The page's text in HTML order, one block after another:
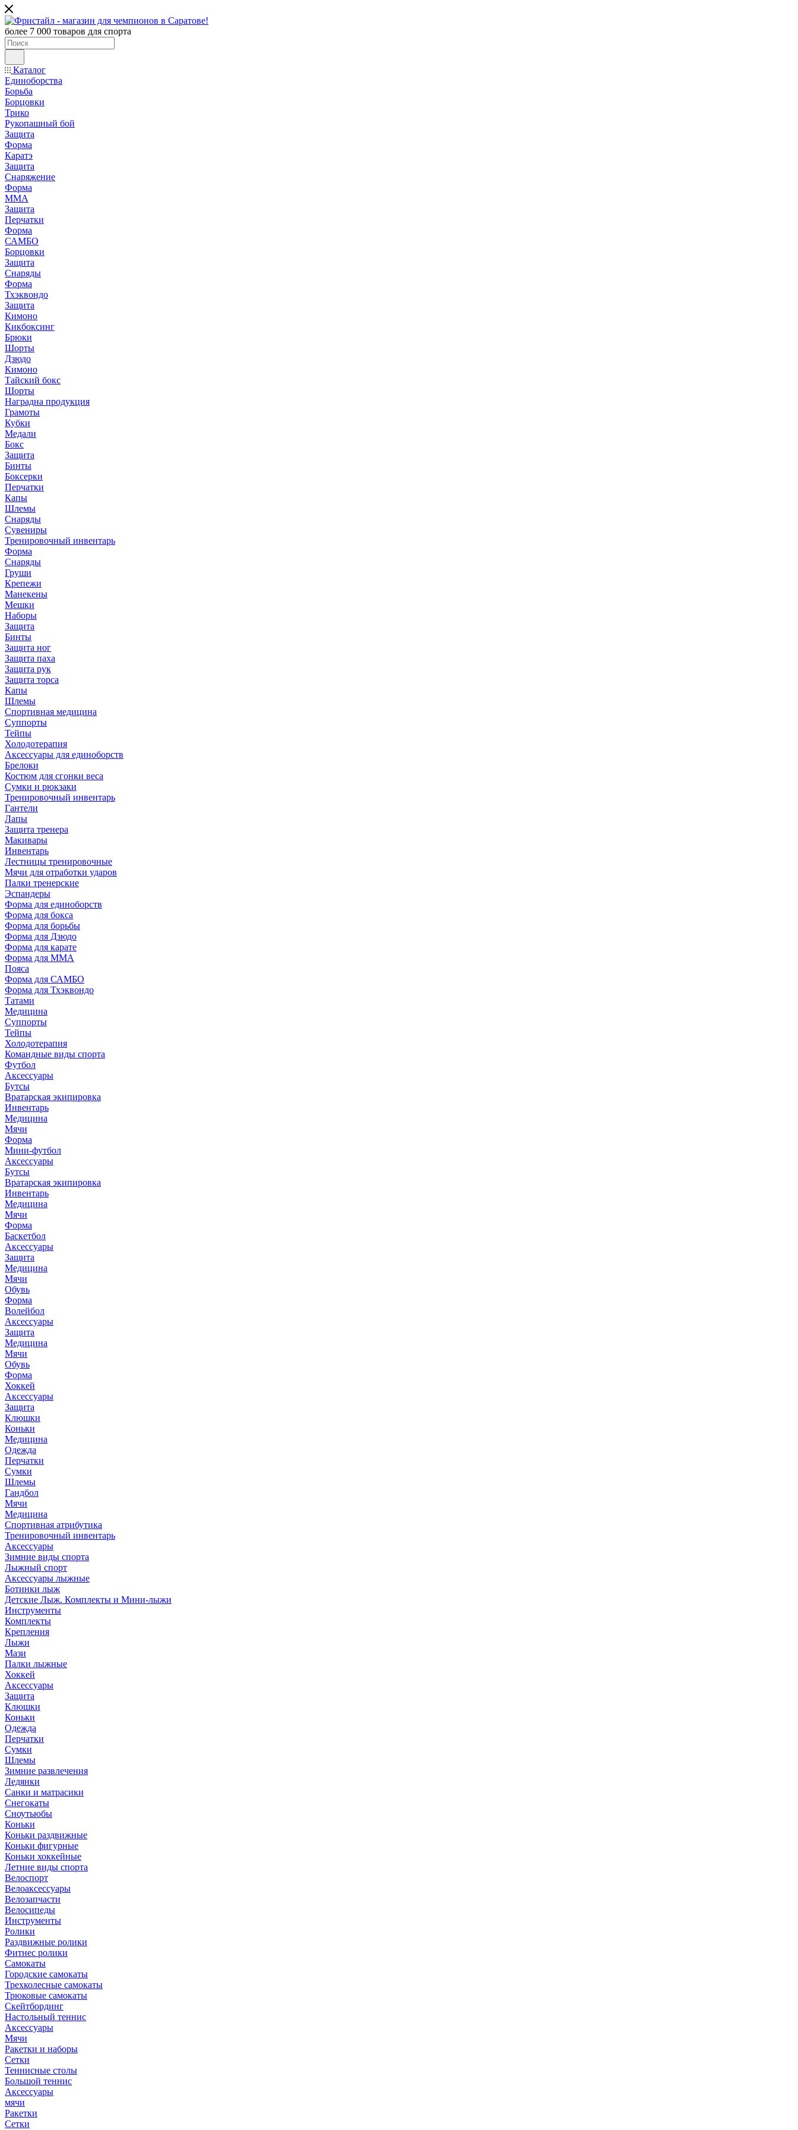
более 7 000 товаров для спорта
Каталог
Единоборства
Борьба
Борцовки
Трико
Рукопашный бой
Защита
Форма
Каратэ
Защита
Снаряжение
Форма
ММА
Защита
Перчатки
Форма
САМБО
Борцовки
Защита
Снаряды
Форма
Тхэквондо
Защита
Кимоно
Кикбоксинг
Брюки
Шорты
Дзюдо
Кимоно
Тайский бокс
Шорты
Наградна продукция
Грамоты
Кубки
Медали
Бокс
Защита
Бинты
Боксерки
Перчатки
Капы
Шлемы
Снаряды
Сувениры
Тренировочный инвентарь
Форма
Снаряды
Груши
Крепежи
Манекены
Мешки
Наборы
Защита
Бинты
Защита ног
Защита паха
Защита рук
Защита торса
Капы
Шлемы
Спортивная медицина
Суппорты
Тейпы
Холодотерапия
Аксессуары для единоборств
Брелоки
Костюм для сгонки веса
Сумки и рюкзаки
Тренировочный инвентарь
Гантели
Лапы
Защита тренера
Макивары
Инвентарь
Лестницы тренировочные
Мячи для отработки ударов
Палки тренерские
Эспандеры
Форма для единоборств
Форма для бокса
Форма для борьбы
Форма для Дзюдо
Форма для карате
Форма для MMA
Пояса
Форма для САМБО
Форма для Тхэквондо
Татами
Медицина
Суппорты
Тейпы
Холодотерапия
Командные виды спорта
Футбол
Аксессуары
Бутсы
Вратарская экипировка
Инвентарь
Медицина
Мячи
Форма
Мини-футбол
Аксессуары
Бутсы
Вратарская экипировка
Инвентарь
Медицина
Мячи
Форма
Баскетбол
Аксессуары
Защита
Медицина
Мячи
Обувь
Форма
Волейбол
Аксессуары
Защита
Медицина
Мячи
Обувь
Форма
Хоккей
Аксессуары
Защита
Клюшки
Коньки
Медицина
Одежда
Перчатки
Сумки
Шлемы
Гандбол
Мячи
Медицина
Спортивная атрибутика
Тренировочный инвентарь
Аксессуары
Зимние виды спорта
Лыжный спорт
Аксессуары лыжные
Ботинки лыж
Детские Лыж. Комплекты и Мини-лыжи
Инструменты
Комплекты
Крепления
Лыжи
Мази
Палки лыжные
Хоккей
Аксессуары
Защита
Клюшки
Коньки
Одежда
Перчатки
Сумки
Шлемы
Зимние развлечения
Ледянки
Санки и матрасики
Снегокаты
Сноутьюбы
Коньки
Коньки раздвижные
Коньки фигурные
Коньки хоккейные
Летние виды спорта
Велоспорт
Велоаксессуары
Велозапчасти
Велосипеды
Инструменты
Ролики
Раздвижные ролики
Фитнес ролики
Самокаты
Городские самокаты
Трехколесные самокаты
Трюковые самокаты
Скейтбординг
Настольный теннис
Аксессуары
Мячи
Ракетки и наборы
Сетки
Теннисные столы
Большой теннис
Аксессуары
мячи
Ракетки
Сетки